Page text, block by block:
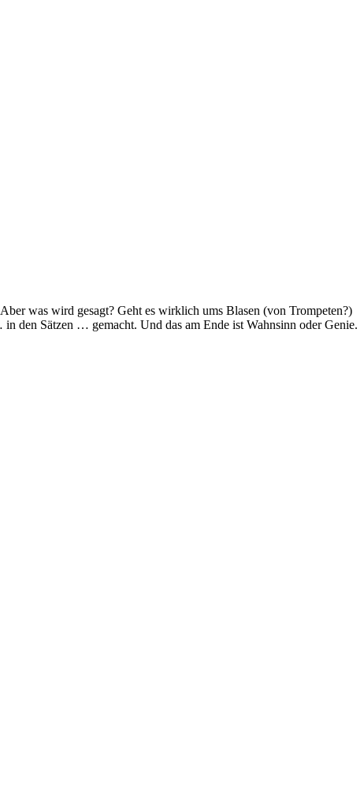
was wird gesagt? Geht es wirklich ums Blasen (von Trompeten?)
den Sätzen … gemacht. Und das am Ende ist Wahnsinn oder Genie.